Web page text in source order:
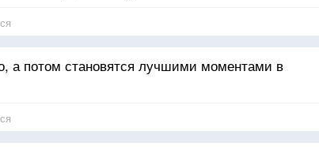
а потом становятся лучшими моментами в